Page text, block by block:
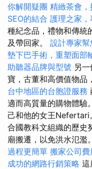
你解開疑團 精緻茶會
SEO的結合 護理之家
種紀念品，禮物和傳統
及帶回家。 設計專家
墊下巴手術，重塑面部
助聽器品牌與型號 另
寶，古董和高價值物品
台中地區的台胞證服務
適而高質量的購物體驗
己和他的女王Nefertari
合國教科文組織的歷史
廟搬遷，以免洪水氾濫
過程更簡單 搬家公司
成功的網路行銷策略 這